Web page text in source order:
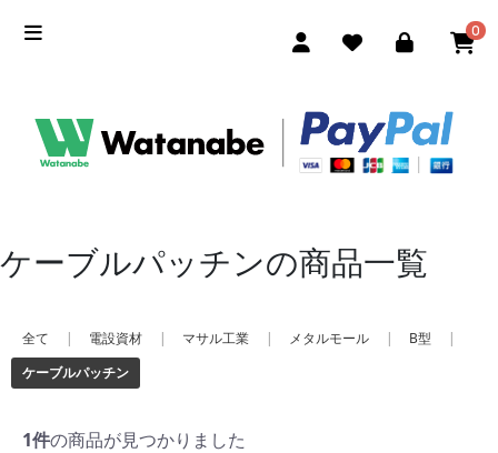
0
ケーブルパッチンの商品一覧
全て | 電設資材 | マサル工業 | メタルモール | B型
|
ケーブルパッチン
1件の商品が見つかりました